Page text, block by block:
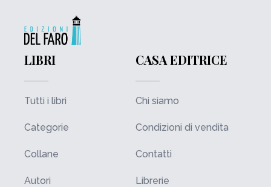
LIBRI
Tutti i libri
Categorie
Collane
Autori
CASA EDITRICE
Chi siamo
Condizioni di vendita
Contatti
Librerie